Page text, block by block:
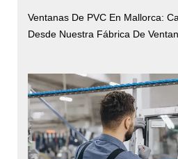
Ventanas De PVC En Mallorca:
Desde Nuestra Fábrica De